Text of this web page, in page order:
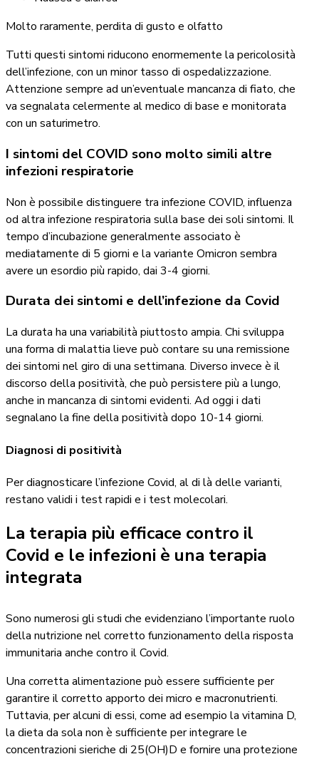
Molto raramente, perdita di gusto e olfatto
Tutti questi sintomi riducono enormemente la pericolosità
dell’infezione, con un minor tasso di ospedalizzazione.
Attenzione sempre ad un’eventuale mancanza di fiato, che
va segnalata celermente al medico di base e monitorata
con un saturimetro.
I sintomi del COVID sono molto simili altre
infezioni respiratorie
Non è possibile distinguere tra infezione COVID, influenza
od altra infezione respiratoria sulla base dei soli sintomi. Il
tempo d’incubazione generalmente associato è
mediatamente di 5 giorni e la variante Omicron sembra
avere un esordio più rapido, dai 3-4 giorni.
Durata dei sintomi e dell’infezione da Covid
La durata ha una variabilità piuttosto ampia. Chi sviluppa
una forma di malattia lieve può contare su una remissione
dei sintomi nel giro di una settimana. Diverso invece è il
discorso della positività, che può persistere più a lungo,
anche in mancanza di sintomi evidenti. Ad oggi i dati
segnalano la fine della positività dopo 10-14 giorni.
Diagnosi di positività
Per diagnosticare l’infezione Covid, al di là delle varianti,
restano validi i test rapidi e i test molecolari.
La terapia più efficace contro il
Covid e le infezioni è una terapia
integrata
Sono numerosi gli studi che evidenziano l’importante ruolo
della nutrizione nel corretto funzionamento della risposta
immunitaria anche contro il Covid.
Una corretta alimentazione può essere sufficiente per
garantire il corretto apporto dei micro e macronutrienti.
Tuttavia, per alcuni di essi, come ad esempio la vitamina D,
la dieta da sola non è sufficiente per integrare le
concentrazioni sieriche di 25(OH)D e fornire una protezione